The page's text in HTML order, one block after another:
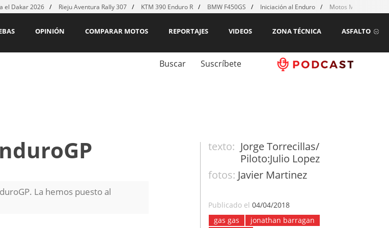
el Dakar 2026 Rieju Aventura Rally 307 KTM 390 Enduro R BMW F450GS Iniciación al Enduro Motos MX para
ASFALTO
ZONA TÉCNICA
VIDEOS
REPORTAJES
COMPARAR MOTOS
OPINIÓN
Buscar Suscríbete
La hemos puesto al
texto: Jorge Torrecillas/
Piloto:Julio Lopez
fotos: Javier Martinez
Publicado el 04/04/2018
gas gas
jonathan barragan